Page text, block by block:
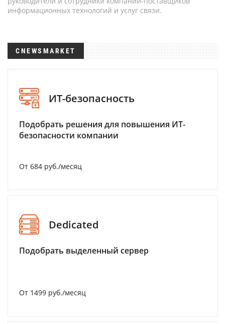
информационных технологий и услуг связи.
CNEWSMARKET
ИТ-безопасность
Подобрать решения для повышения ИТ-
безопасности компании
От 684 руб./месяц
Dedicated
Подобрать выделенный сервер
От 1499 руб./месяц